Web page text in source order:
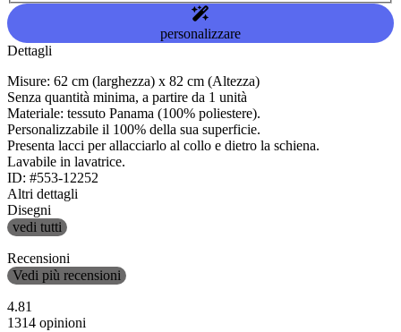
personalizzare
Dettagli
Misure: 62 cm (larghezza) x 82 cm (Altezza)
Senza quantità minima, a partire da 1 unità
Materiale: tessuto Panama (100% poliestere).
Personalizzabile il 100% della sua superficie.
Presenta lacci per allacciarlo al collo e dietro la schiena.
Lavabile in lavatrice.
ID: #553-12252
Altri dettagli
Disegni
vedi tutti
Recensioni
Vedi più recensioni
4.81
1314 opinioni